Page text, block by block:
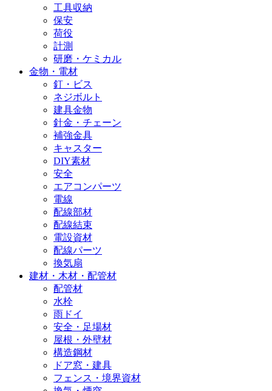
工具収納
保安
荷役
計測
研磨・ケミカル
金物・電材
釘・ビス
ネジボルト
建具金物
針金・チェーン
補強金具
キャスター
DIY素材
安全
エアコンパーツ
電線
配線部材
配線結束
電設資材
配線パーツ
換気扇
建材・木材・配管材
配管材
水栓
雨ドイ
安全・足場材
屋根・外壁材
構造鋼材
ドア窓・建具
フェンス・境界資材